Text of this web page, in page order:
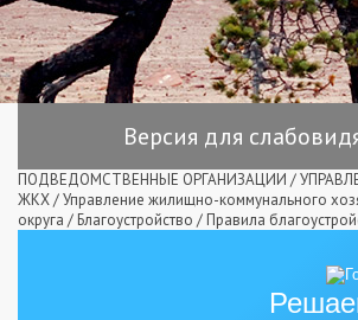
Версия для
ПОДВЕДОМСТВЕННЫЕ ОРГАНИЗАЦИИ /
ЖКХ/Управление жилищно-коммунального
округа / Благоустройство / Правила